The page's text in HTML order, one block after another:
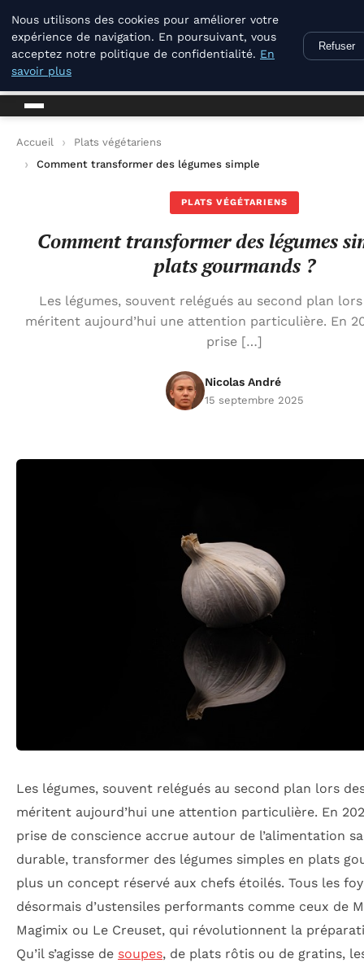
La Compagnie Des Terroirs
La Compagnie Des Terroirs
Accueil
Plats végétariens
Comment transformer des légumes simples en plats
PLATS VÉGÉTARIENS
Comment transformer des légumes
plats gourmands ?
Les légumes, souvent relégués au second plan
méritent aujourd’hui une attention particulière. En
prise […]
Nicolas André
15 septembre 2025
Les légumes, souvent relégués au second plan lors
méritent aujourd’hui une attention particulière. En
prise de conscience accrue autour de l’alimentation
durable, transformer des légumes simples en plats
plus un concept réservé aux chefs étoilés. Tous les
désormais d’ustensiles performants comme ceux de
Magimix ou Le Creuset, qui révolutionnent la
Qu’il s’agisse de soupes, de plats rôtis ou de gratins,
Nous utilisons des cookies pour améliorer votre
expérience de navigation. En poursuivant, vous
acceptez notre politique de confidentialité. En
savoir plus
Refuser